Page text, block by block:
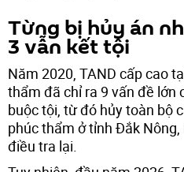
Từng bị hủy án
3 vẫn kết tội
Năm 2020, TAND cấp cao
thẩm đã chỉ ra 9 vấn đề lớn
buộc tội, từ đó hủy toàn bộ
phúc thẩm ở tỉnh Đắk
điều tra lại.